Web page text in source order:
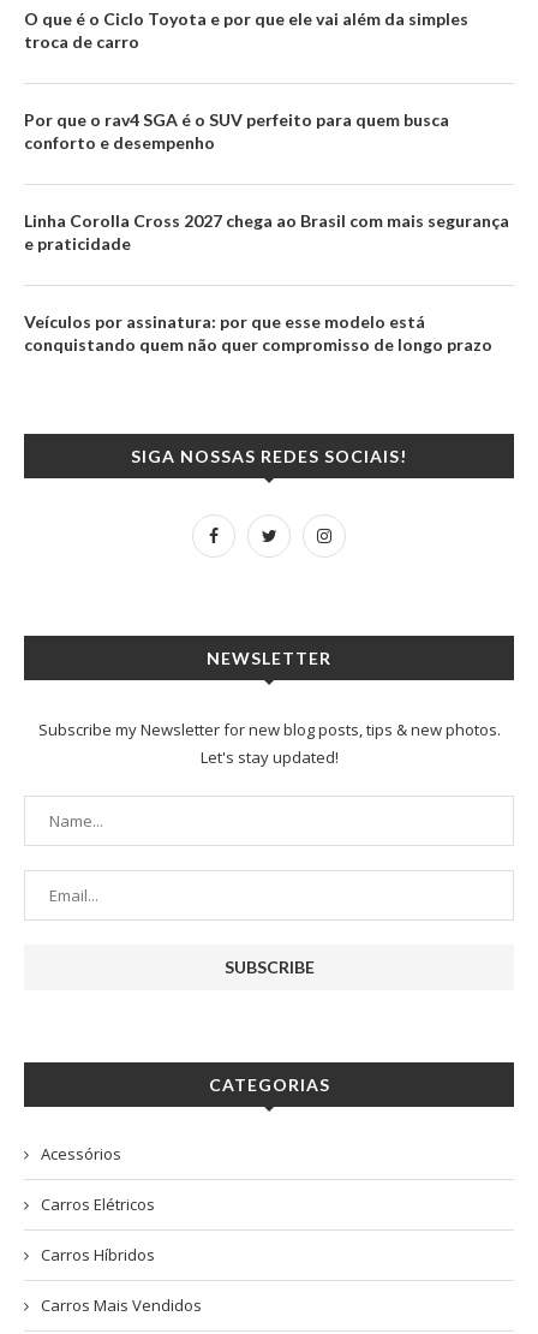
O que é o Ciclo Toyota e por que ele vai além da simples
troca de carro
Por que o rav4 SGA é o SUV perfeito para quem busca
conforto e desempenho
Linha Corolla Cross 2027 chega ao Brasil com mais segurança
e praticidade
Veículos por assinatura: por que esse modelo está
conquistando quem não quer compromisso de longo prazo
SIGA NOSSAS REDES SOCIAIS!
NEWSLETTER
Subscribe my Newsletter for new blog posts, tips & new photos.
Let's stay updated!
CATEGORIAS
Acessórios
Carros Elétricos
Carros Híbridos
Carros Mais Vendidos